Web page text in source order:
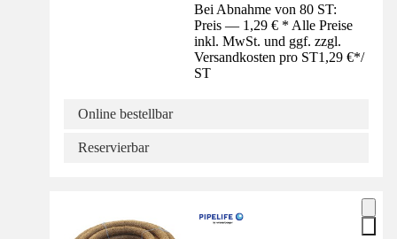
Bei Abnahme von 80 ST:
Preis — 1,29 € * Alle Preise
inkl. MwSt. und ggf. zzgl.
Versandkosten pro ST1,29 €*/
ST
Online bestellbar
Reservierbar